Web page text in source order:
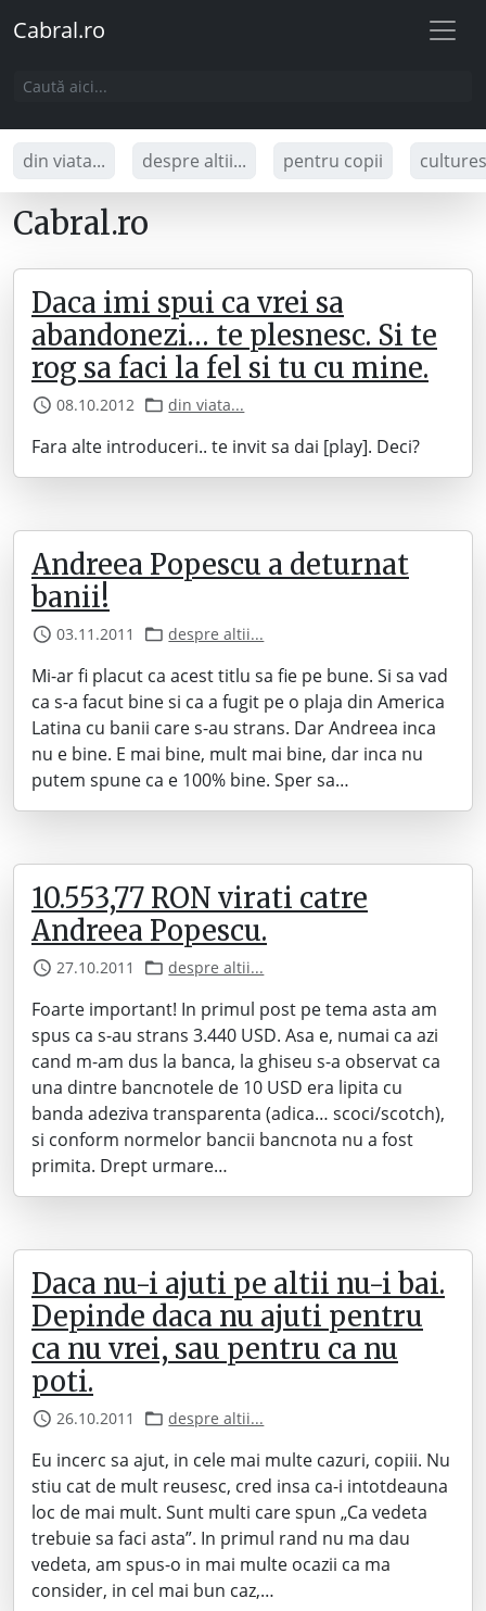
Cabral.ro
din viata... despre altii... pentru copii
Cabral.ro
Daca imi spui ca vrei sa
abandonezi… te plesnesc. Si te
rog sa faci la fel si tu cu mine.
08.10.2012 din viata...
Fara alte introduceri.. te invit sa dai [play]. Deci?
Andreea Popescu a deturnat
banii!
03.11.2011 despre altii...
Mi-ar fi placut ca acest titlu sa fie pe bune. Si sa vad
ca s-a facut bine si ca a fugit pe o plaja din America
Latina cu banii care s-au strans. Dar Andreea inca
nu e bine. E mai bine, mult mai bine, dar inca nu
putem spune ca e 100% bine. Sper sa…
10.553,77 RON virati catre
Andreea Popescu.
27.10.2011 despre altii...
Foarte important! In primul post pe tema asta am
spus ca s-au strans 3.440 USD. Asa e, numai ca azi
cand m-am dus la banca, la ghiseu s-a observat ca
una dintre bancnotele de 10 USD era lipita cu
banda adeziva transparenta (adica… scoci/scotch),
si conform normelor bancii bancnota nu a fost
primita. Drept urmare…
Daca nu-i ajuti pe altii nu-i bai.
Depinde daca nu ajuti pentru
ca nu vrei, sau pentru ca nu
poti.
26.10.2011 despre altii...
Eu incerc sa ajut, in cele mai multe cazuri, copiii. Nu
stiu cat de mult reusesc, cred insa ca-i intotdeauna
loc de mai mult. Sunt multi care spun „Ca vedeta
trebuie sa faci asta”. In primul rand nu ma dau
vedeta, am spus-o in mai multe ocazii ca ma
consider, in cel mai bun caz,…